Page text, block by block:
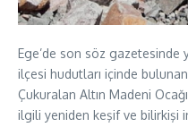
Ege’de son söz gazetesinde
ilçesi hudutları içinde
Çukuralan Altın Madeni
ilgili yeniden keşif ve bilirkişi